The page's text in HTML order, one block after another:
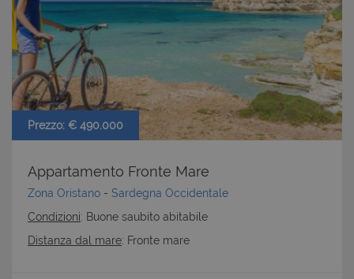
Prezzo: € 490.000
Appartamento Fronte Mare
Zona Oristano - Sardegna Occidentale
Condizioni: Buone saubito abitabile
Distanza dal mare: Fronte mare
CookieScript
www.latuacasainsardegna.com
6 mesi 5
giorni